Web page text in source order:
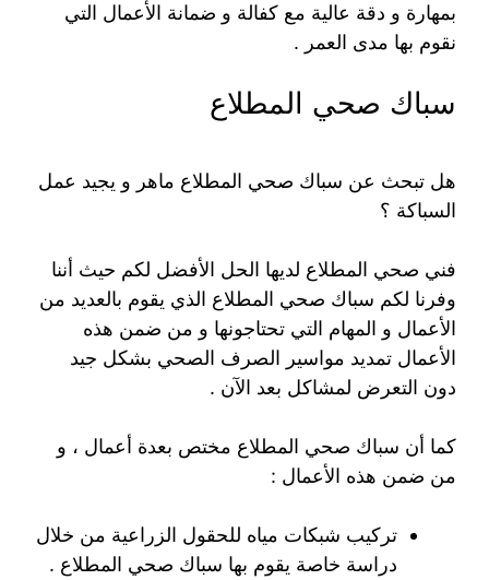
بمهارة و دقة عالية مع كفالة و ضمانة الأعمال التي
نقوم بها مدى العمر .
سباك صحي المطلاع
هل تبحث عن سباك صحي المطلاع ماهر و يجيد عمل
السباكة ؟
فني صحي المطلاع لديها الحل الأفضل لكم حيث أننا
وفرنا لكم سباك صحي المطلاع الذي يقوم بالعديد من
الأعمال و المهام التي تحتاجونها و من ضمن هذه
الأعمال تمديد مواسير الصرف الصحي بشكل جيد
دون التعرض لمشاكل بعد الآن .
كما أن سباك صحي المطلاع مختص بعدة أعمال ، و
من ضمن هذه الأعمال :
تركيب شبكات مياه للحقول الزراعية من خلال
دراسة خاصة يقوم بها سباك صحي المطلاع .